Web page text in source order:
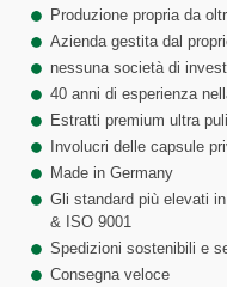
Produzione propria da
Azienda gestita dal
nessuna società di
40 anni di esperienza
Estratti premium ultra
Involucri delle capsule
Made in Germany
Gli standard più elevati
& ISO 9001
Spedizioni sostenibili e
Consegna veloce